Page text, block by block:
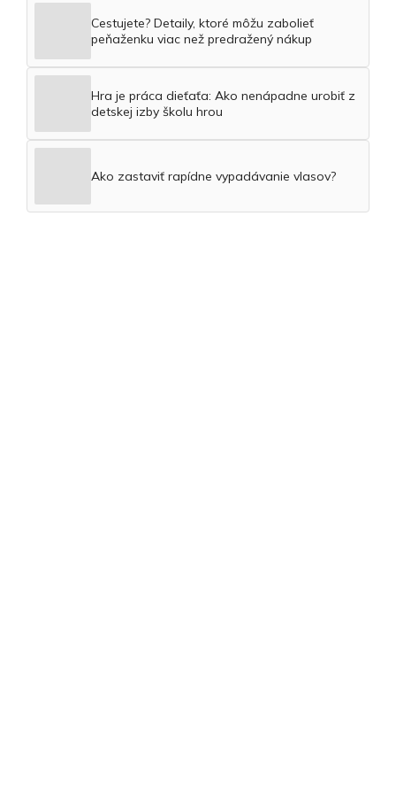
Cestujete? Detaily, ktoré môžu zabolieť
peňaženku viac než predražený nákup
Hra je práca dieťaťa: Ako nenápadne urobiť z
detskej izby školu hrou
Ako zastaviť rapídne vypadávanie vlasov?